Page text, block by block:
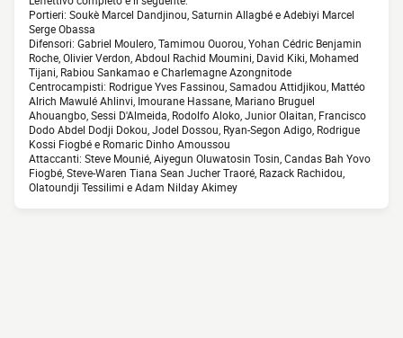
Portieri: Soukè Marcel Dandjinou, Saturnin Allagbé e Adebiyi Marcel
Serge Obassa
Difensori: Gabriel Moulero, Tamimou Ouorou, Yohan Cédric Benjamin
Roche, Olivier Verdon, Abdoul Rachid Moumini, David Kiki, Mohamed
Tijani, Rabiou Sankamao e Charlemagne Azongnitode
Centrocampisti: Rodrigue Yves Fassinou, Samadou Attidjikou, Mattéo
Alrich Mawulé Ahlinvi, Imourane Hassane, Mariano Bruguel
Ahouangbo, Sessi D'Almeida, Rodolfo Aloko, Junior Olaitan, Francisco
Dodo Abdel Dodji Dokou, Jodel Dossou, Ryan-Segon Adigo, Rodrigue
Kossi Fiogbé e Romaric Dinho Amoussou
Attaccanti: Steve Mounié, Aiyegun Oluwatosin Tosin, Candas Bah Yovo
Fiogbé, Steve-Waren Tiana Sean Jucher Traoré, Razack Rachidou,
Olatoundji Tessilimi e Adam Nilday Akimey